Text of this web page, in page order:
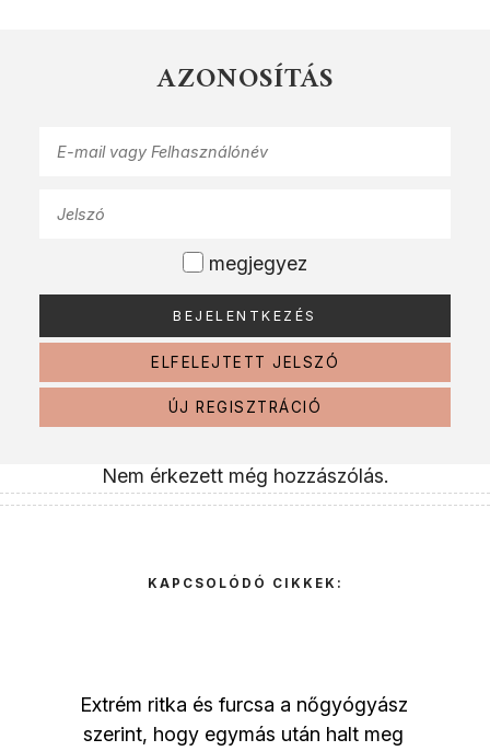
AZONOSÍTÁS
megjegyez
ELFELEJTETT JELSZÓ
ÚJ REGISZTRÁCIÓ
Nem érkezett még hozzászólás.
KAPCSOLÓDÓ CIKKEK:
Extrém ritka és furcsa a nőgyógyász
szerint, hogy egymás után halt meg